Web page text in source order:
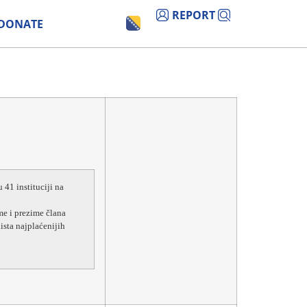
REPORT
41 instituciji na
i prezime člana
najplaćenijih